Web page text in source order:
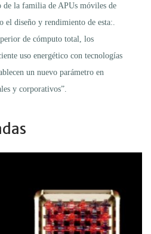
de la familia de APUs móviles de
el diseño y rendimiento de esta:.
de cómputo total, los
uso energético con tecnologías
un nuevo parámetro en
y corporativos”.